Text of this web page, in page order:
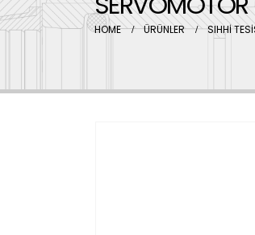
HOME ÜRÜNLER SIHHİ